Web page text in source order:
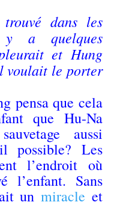
dans les
a quelques
et Hung
voulait le porter
pensa que cela
que Hu-Na
aussi
possible? Les
l’endroit où
l’enfant. Sans
un miracle et